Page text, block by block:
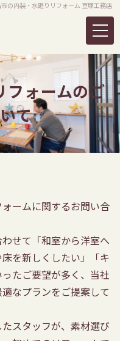
の内装・水廻りリフォーム 豆塚工務店
フォームのご
て
ームに関するお問い合
せて「和室から洋室へ
を新しくしたい」「キ
たご要望が多く、当社
なプランをご提案して
スタッフが、素材選び